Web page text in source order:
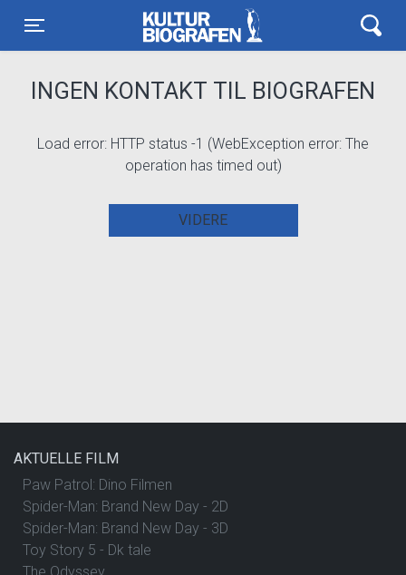
Toggle navigation
Kulturbiografen
INGEN KONTAKT TIL BIOGRAFEN
Load error: HTTP status -1 (WebException error: The
operation has timed out)
VIDERE
AKTUELLE FILM
Paw Patrol: Dino Filmen
Spider-Man: Brand New Day - 2D
Spider-Man: Brand New Day - 3D
Toy Story 5 - Dk tale